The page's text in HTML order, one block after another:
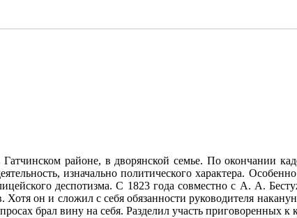
районе, в дворянской семье. По окончании
изначально политического характера.
деспотизма. С 1823 года совместно с А. А.
он и сложил с себя обязанности руководителя
брал вину на себя. Разделил участь приговоренных к